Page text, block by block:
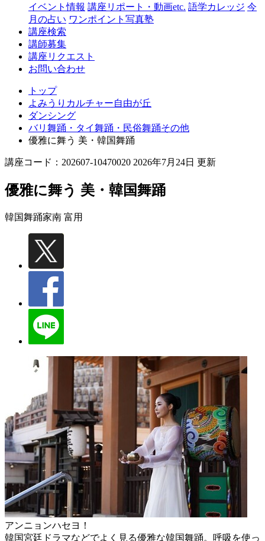
丘
イベント情報 講座リポート・動画etc. 語学カレッジ 今
月の占い ワンポイント写真塾
講座検索
講師募集
講座リクエスト
お問い合わせ
トップ
よみうりカルチャー自由が丘
ダンシング
バリ舞踊・タイ舞踊・民俗舞踊その他
優雅に舞う 美・韓国舞踊
講座コード：202607-10470020 2026年7月24日 更新
優雅に舞う 美・韓国舞踊
韓国舞踊家南 富用
アンニョンハセヨ！
韓国宮廷ドラマなどでよく見る優雅な韓国舞踊。呼吸を使っ